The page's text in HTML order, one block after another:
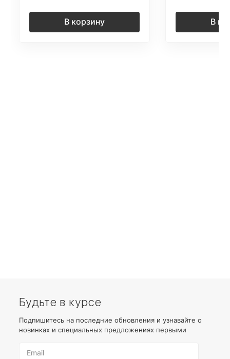
В корзину В
Будьте в курсе
Подпишитесь на последние обновления и узнавайте о
новинках и специальных предложениях первыми